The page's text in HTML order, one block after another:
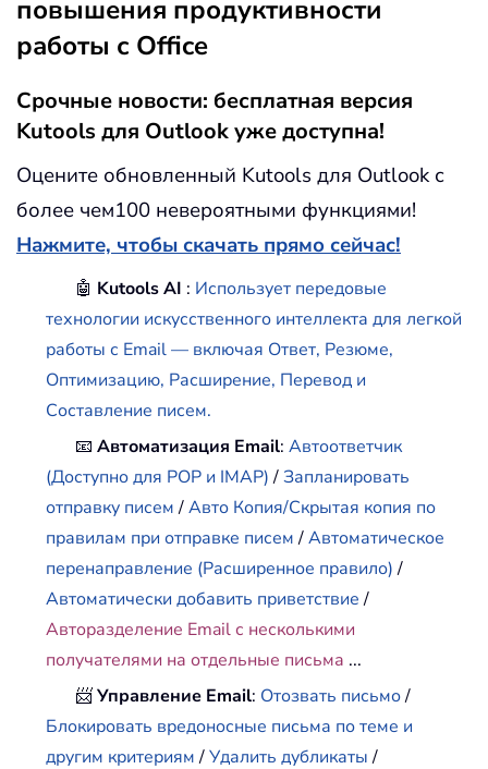
повышения продуктивности
работы с Office
Срочные новости: бесплатная версия
Kutools для Outlook уже доступна!
Оцените обновленный Kutools для Outlook с
более чем100 невероятными функциями!
Нажмите, чтобы скачать прямо сейчас!
🤖 Kutools AI : Использует передовые
технологии искусственного интеллекта для легкой
работы с Email — включая Ответ, Резюме,
Оптимизацию, Расширение, Перевод и
Составление писем.
📧Автоматизация Email:Автоответчик
(Доступно для POP и IMAP)/Запланировать
отправку писем/Авто Копия/Скрытая копия по
правилам при отправке писем/Автоматическое
перенаправление (Расширенное правило)/
Автоматически добавить приветствие/
Авторазделение Email с несколькими
получателями на отдельные письма ...
📨Управление Email: Отозвать письмо/
Блокировать вредоносные письма по теме и
другим критериям/Удалить дубликаты/